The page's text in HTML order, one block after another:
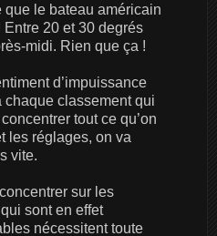
que le bateau américain
20 et 30 degrés
midi. Rien que ça !
d’impuissance
chaque classement qui
tout ce qu’on
les réglages, on va
vite.
sur les
sont en effet
nécessitent toute